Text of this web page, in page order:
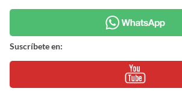
Suscríbete en: